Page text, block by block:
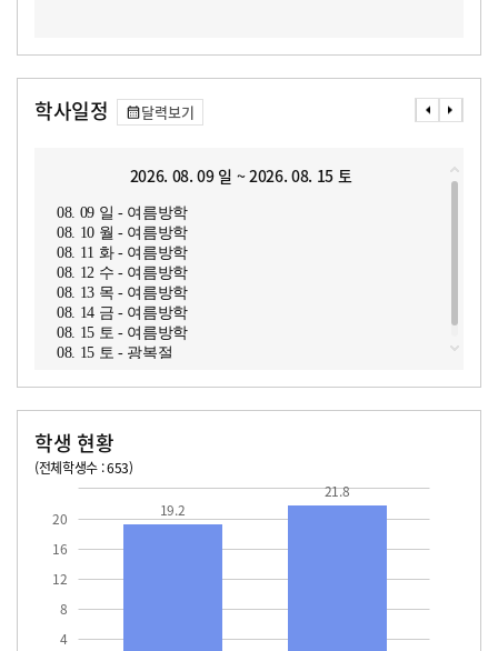
학사일정 달력보기
2026. 08. 09 일 ~ 2026. 08. 15 토
08. 09 일 - 여름방학
08. 10 월 - 여름방학
08. 11 화 - 여름방학
08. 12 수 - 여름방학
08. 13 목 - 여름방학
08. 14 금 - 여름방학
08. 15 토 - 여름방학
08. 15 토 - 광복절
학생 현황
(전체학생수 : 653)
4
8
12
16
20 19.2
21.8